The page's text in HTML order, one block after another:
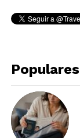
Populares